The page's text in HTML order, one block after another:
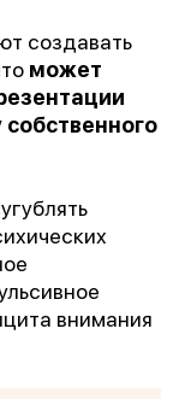
создавать
может
собственного
внимания